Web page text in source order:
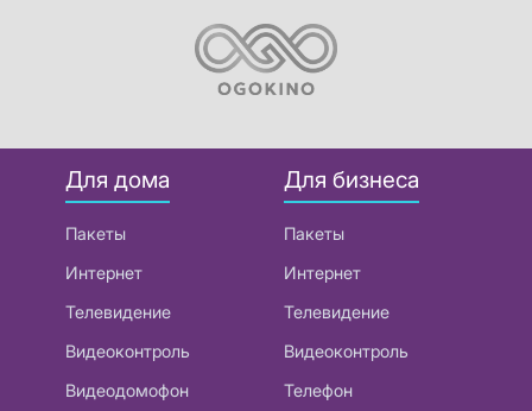
Для дома
Пакеты
Интернет
Телевидение
Видеоконтроль
Видеодомофон
Для бизнеса
Пакеты
Интернет
Телевидение
Видеоконтроль
Телефон